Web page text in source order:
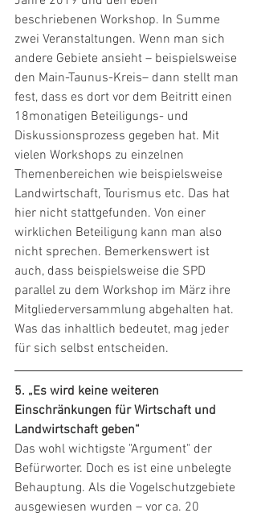
beschriebenen Workshop. In Summe
zwei Veranstaltungen. Wenn man sich
andere Gebiete ansieht – beispielsweise
den Main-Taunus-Kreis– dann stellt man
fest, dass es dort vor dem Beitritt einen
18monatigen Beteiligungs- und
Diskussionsprozess gegeben hat. Mit
vielen Workshops zu einzelnen
Themenbereichen wie beispielsweise
Landwirtschaft, Tourismus etc. Das hat
hier nicht stattgefunden. Von einer
wirklichen Beteiligung kann man also
nicht sprechen. Bemerkenswert ist
auch, dass beispielsweise die SPD
parallel zu dem Workshop im März ihre
Mitgliederversammlung abgehalten hat.
Was das inhaltlich bedeutet, mag jeder
für sich selbst entscheiden.
5. „Es wird keine weiteren
Einschränkungen für Wirtschaft und
Landwirtschaft geben“
Das wohl wichtigste "Argument" der
Befürworter. Doch es ist eine unbelegte
Behauptung. Als die Vogelschutzgebiete
ausgewiesen wurden – vor ca. 20